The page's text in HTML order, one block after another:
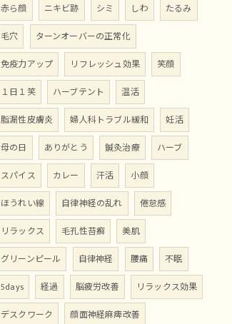
赤ら顔
ニキビ跡 シミ しわ
たるみ
毛穴
ターンオーバーの正常化
免疫力アップ
リフレッシュ効果
笑顔
１日１笑
ハーブテント
温活
脂漏性皮膚炎
婦人科トラブル緩和
妊活
母の日
ありがとう 鍼灸治療
ハーブ
スパイス
カレー 汗活
小顔
ほうれい線
自律神経の乱れ
倦怠感
リラックス
毛孔性苔癬
美肌
グリーンピール
自律神経 腰痛
不眠
5days
経過 脳疲労改善
リラックス効果
デスクワーク
顔面神経麻痺改善